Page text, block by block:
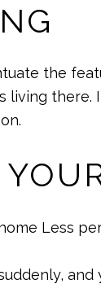
the
Less